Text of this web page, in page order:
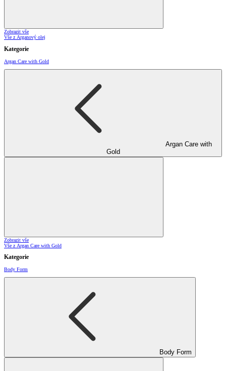
Zobrazit vše
Vše z Arganový olej
Kategorie
Argan Care with Gold
Argan Care with
Gold
Zobrazit vše
Vše z Argan Care with Gold
Kategorie
Body Form
Body Form